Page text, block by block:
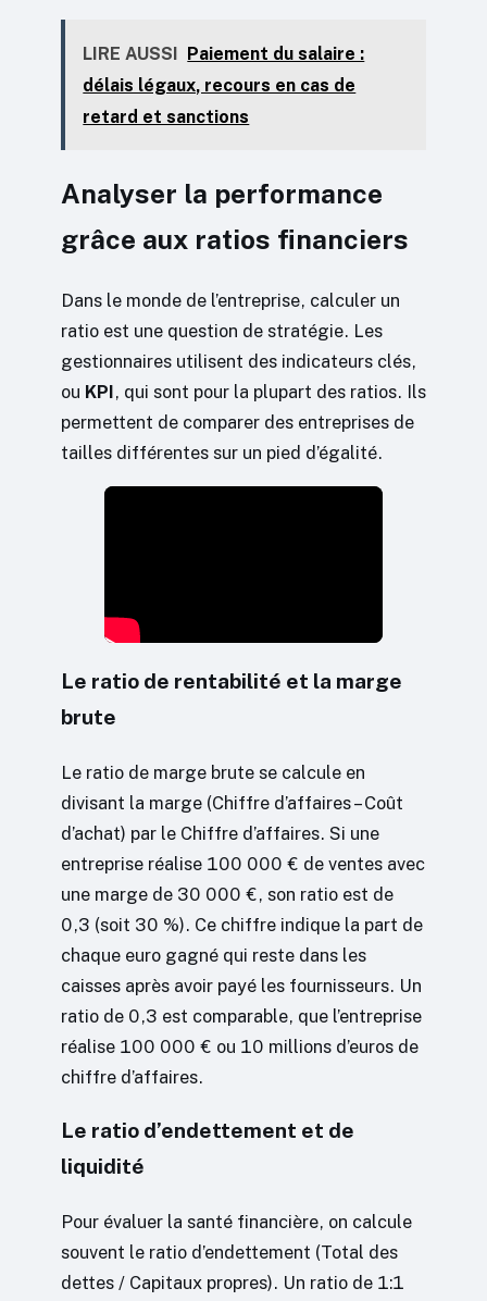
LIRE AUSSI Paiement du salaire :
délais légaux, recours en cas de
retard et sanctions
Analyser la performance
grâce aux ratios financiers
Dans le monde de l’entreprise, calculer un
ratio est une question de stratégie. Les
gestionnaires utilisent des indicateurs clés,
ou KPI, qui sont pour la plupart des ratios. Ils
permettent de comparer des entreprises de
tailles différentes sur un pied d’égalité.
Le ratio de rentabilité et la marge
brute
Le ratio de marge brute se calcule en
divisant la marge (Chiffre d’affaires – Coût
d’achat) par le Chiffre d’affaires. Si une
entreprise réalise 100 000 € de ventes avec
une marge de 30 000 €, son ratio est de
0,3 (soit 30 %). Ce chiffre indique la part de
chaque euro gagné qui reste dans les
caisses après avoir payé les fournisseurs. Un
ratio de 0,3 est comparable, que l’entreprise
réalise 100 000 € ou 10 millions d’euros de
chiffre d’affaires.
Le ratio d’endettement et de
liquidité
Pour évaluer la santé financière, on calcule
souvent le ratio d’endettement (Total des
dettes / Capitaux propres). Un ratio de 1:1